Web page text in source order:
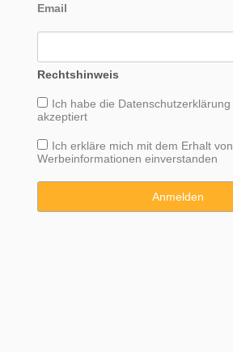
Email
Rechtshinweis
Ich habe die Datenschutzerklärung
akzeptiert
Ich erkläre mich mit dem Erhalt von
Werbeinformationen einverstanden